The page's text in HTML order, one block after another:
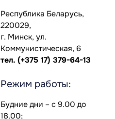
Республика Беларусь,
220029,
г. Минск, ул.
Коммунистическая, 6
тел. (+375 17) 379-64-13
Режим работы:
Будние дни – с 9.00 до
18.00;